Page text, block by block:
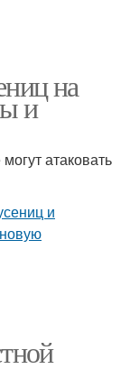
на
и
атаковать